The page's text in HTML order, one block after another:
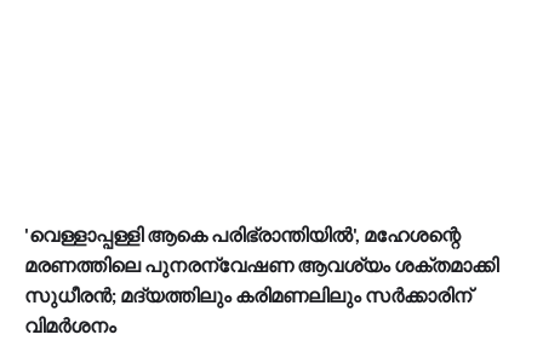
'വെള്ളാപ്പള്ളി ആകെ പരിഭ്രാന്തിയിൽ', മഹേശന്റെ
മരണത്തിലെ പുനരന്വേഷണ ആവശ്യം ശക്തമാക്കി
സുധീരൻ; മദ്യത്തിലും കരിമണലിലും സർക്കാരിന്
വിമർശനം